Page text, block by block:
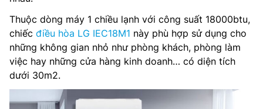
Thuộc dòng máy 1 chiều lạnh với công suất 18000btu,
chiếc điều hòa LG IEC18M1 này phù hợp sử dụng cho
những không gian nhỏ như phòng khách, phòng làm
việc hay những cửa hàng kinh doanh… có diện tích
dưới 30m2.